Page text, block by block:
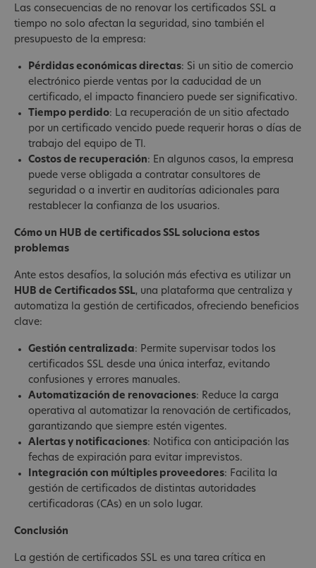
Las consecuencias de no renovar los certificados SSL a
tiempo no solo afectan la seguridad, sino también el
presupuesto de la empresa:
Pérdidas económicas directas: Si un sitio de comercio
electrónico pierde ventas por la caducidad de un
certificado, el impacto financiero puede ser significativo.
Tiempo perdido: La recuperación de un sitio afectado
por un certificado vencido puede requerir horas o días de
trabajo del equipo de TI.
Costos de recuperación: En algunos casos, la empresa
puede verse obligada a contratar consultores de
seguridad o a invertir en auditorías adicionales para
restablecer la confianza de los usuarios.
Cómo un HUB de certificados SSL soluciona estos
problemas
Ante estos desafíos, la solución más efectiva es utilizar un
HUB de Certificados SSL, una plataforma que centraliza y
automatiza la gestión de certificados, ofreciendo beneficios
clave:
Gestión centralizada: Permite supervisar todos los
certificados SSL desde una única interfaz, evitando
confusiones y errores manuales.
Automatización de renovaciones: Reduce la carga
operativa al automatizar la renovación de certificados,
garantizando que siempre estén vigentes.
Alertas y notificaciones: Notifica con anticipación las
fechas de expiración para evitar imprevistos.
Integración con múltiples proveedores: Facilita la
gestión de certificados de distintas autoridades
certificadoras (CAs) en un solo lugar.
Conclusión
La gestión de certificados SSL es una tarea crítica en